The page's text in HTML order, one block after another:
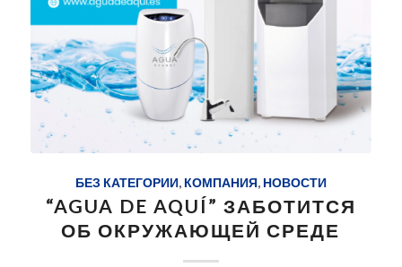
БЕЗ КАТЕГОРИИ, КОМПАНИЯ, НОВОСТИ
“AGUA DE AQUÍ” ЗАБОТИТСЯ
ОБ ОКРУЖАЮЩЕЙ СРЕДЕ